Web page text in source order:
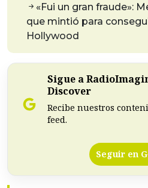
«Fui un gran fraude»:
que mintió para
Hollywood
Sigue a
Discover
Recibe nuestros
feed.
Seguir en